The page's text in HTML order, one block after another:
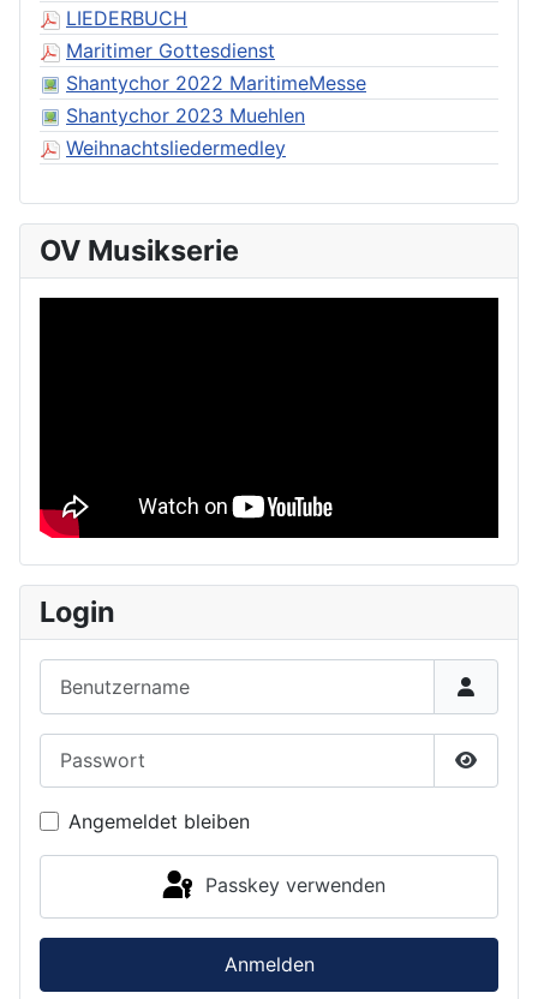
LIEDERBUCH
Maritimer Gottesdienst
Shantychor 2022 MaritimeMesse
Shantychor 2023 Muehlen
Weihnachtsliedermedley
OV Musikserie
Login
Angemeldet bleiben
Passkey verwenden
Anmelden